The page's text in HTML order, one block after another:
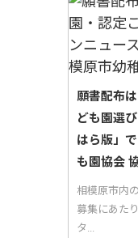
願書配布
ども園選
はら版」
も園協会
相模原市内
募集にあた
タ...